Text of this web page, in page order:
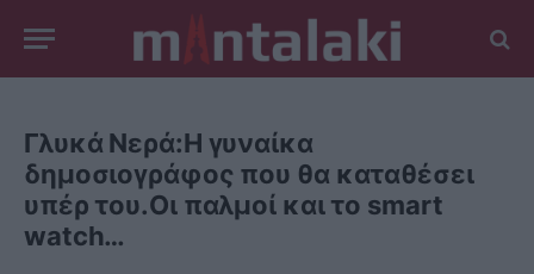
Γλυκά Νερά:Η γυναίκα
δημοσιογράφος που θα καταθέσει
υπέρ του.Οι παλμοί και το smart
watch…